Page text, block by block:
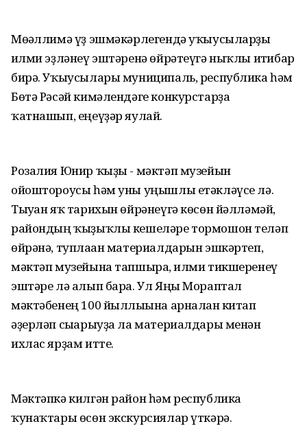
Мөғәллимә үҙ эшмәкәрлегендә уҡыусыларҙы
ғилми эҙләнеү эштәренә өйрәтеүгә ныҡлы иғтибар
бирә. Уҡыусылары муниципаль, республика һәм
Бөтә Рәсәй кимәлендәге конкурстарҙа
ҡатнашып, еңеүҙәр яулай.
Розалия Юнир ҡыҙы - мәктәп музейын
ойоштороусы һәм уны уңышлы етәкләүсе лә.
Тыуған яҡ тарихын өйрәнеүгә көсөн йәлләмәй,
райондың ҡыҙыҡлы кешеләре тормошон теләп
өйрәнә, туплаған материалдарын эшкәртеп,
мәктәп музейына тапшыра, ғилми тикшеренеү
эштәре лә алып бара. Ул Яңы Мораптал
мәктәбенең 100 йыллығына арналған китап
әҙерләп сығарыуҙа ла материалдары менән
ихлас ярҙам итте.
Мәктәпкә килгән район һәм республика
ҡунаҡтары өсөн экскурсиялар үткәрә.